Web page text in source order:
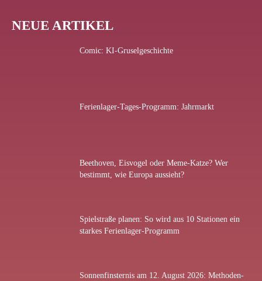
NEUE ARTIKEL
Comic: KI-Gruselgeschichte
Ferienlager-Tages-Programm: Jahrmarkt
Beethoven, Eisvogel oder Meme-Katze? Wer
bestimmt, wie Europa aussieht?
Spielstraße planen: So wird aus 10 Stationen ein
starkes Ferienlager-Programm
Sonnenfinsternis am 12. August 2026: Methoden-